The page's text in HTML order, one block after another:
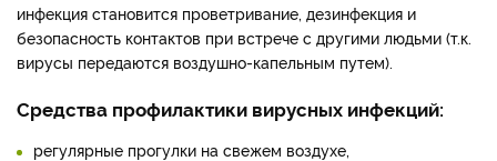
инфекция становится проветривание, дезинфекция и
безопасность контактов при встрече с другими людьми (т.к.
вирусы передаются воздушно-капельным путем).
Средства профилактики вирусных инфекций:
регулярные прогулки на свежем воздухе,